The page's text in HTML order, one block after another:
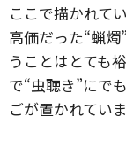
ここで描かれて
高価だった“蝋燭
うことはとても
で“虫聴き”にで
ごが置かれていま